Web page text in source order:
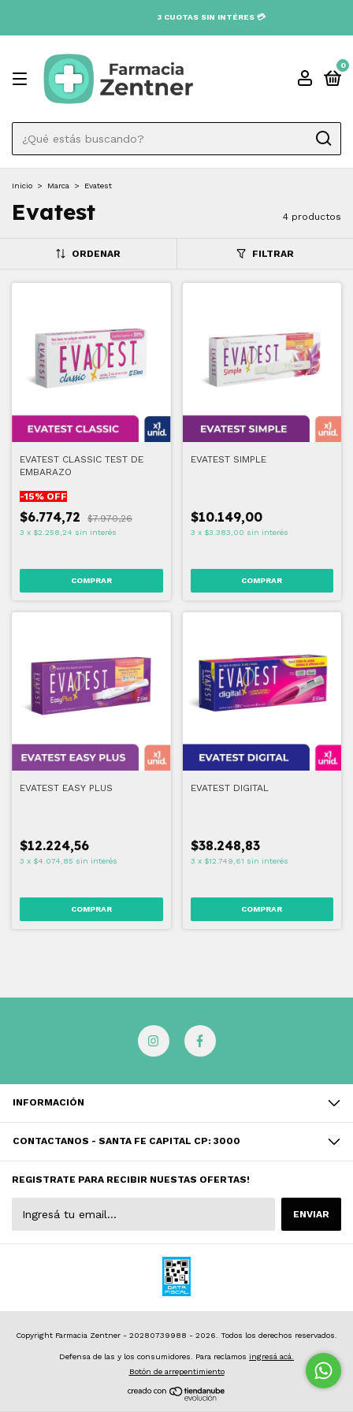
3 CUOTAS SIN INTÉRES 💳
0
Inicio > Marca > Evatest
Evatest 4 productos
ORDENAR FILTRAR
EVATEST CLASSIC TEST DE
EMBARAZO
-15% OFF
$6.774,72 $7.970,26
3 x $2.258,24 sin interés
EVATEST SIMPLE
$10.149,00
3 x $3.383,00 sin interés
EVATEST EASY PLUS
$12.224,56
3 x $4.074,85 sin interés
EVATEST DIGITAL
$38.248,83
3 x $12.749,61 sin interés
INFORMACIÓN
CONTACTANOS - SANTA FE CAPITAL CP: 3000
REGISTRATE PARA RECIBIR NUESTAS OFERTAS!
Copyright Farmacia Zentner - 20280739988 - 2026. Todos los derechos reservados.
Defensa de las y los consumidores. Para reclamos ingresá acá.
Botón de arrepentimiento